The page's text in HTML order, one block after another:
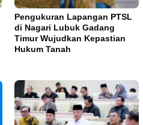
Pengukuran Lapangan PTSL
di Nagari Lubuk Gadang
Timur Wujudkan Kepastian
Hukum Tanah